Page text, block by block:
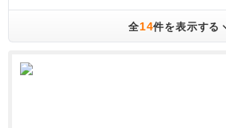
全14件を表示する